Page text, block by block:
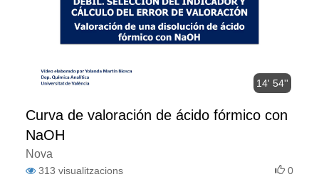
14' 54''
Curva de valoración de ácido fórmico con
NaOH
Nova
313 visualitzacions 0